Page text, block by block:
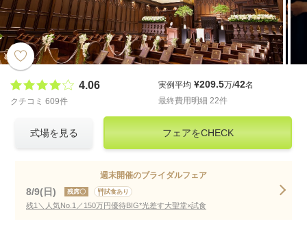
4.06
クチコミ 609件
実例平均 ¥209.5万/42名
最終費用明細 22件
式場を見る フェアをCHECK
週末開催のブライダルフェア
8/9(日) 残席〇 試食あり
残1＼人気No.1／150万円優待BIG*光差す大聖堂×試食